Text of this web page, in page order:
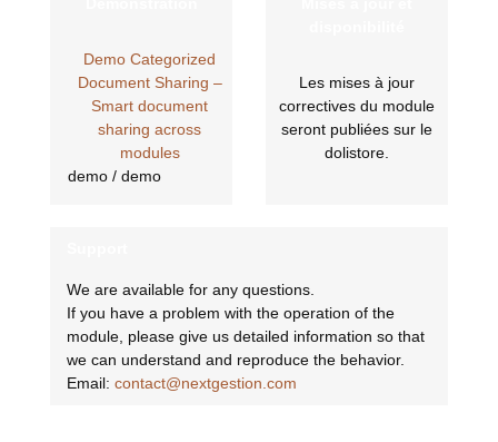
Demo Categorized
Document Sharing –
Smart document
sharing across
modules
demo / demo
Les mises à jour
correctives du module
seront publiées sur le
dolistore.
We are available for any questions.
If you have a problem with the operation of the
module, please give us detailed information so that
we can understand and reproduce the behavior.
Email: contact@nextgestion.com